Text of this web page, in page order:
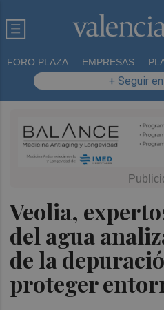
FORO PLAZA EMPRESAS
+ Seguir
Veolia,
del agua
de la
proteger